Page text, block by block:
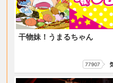
干物妹！うまるちゃん
77907